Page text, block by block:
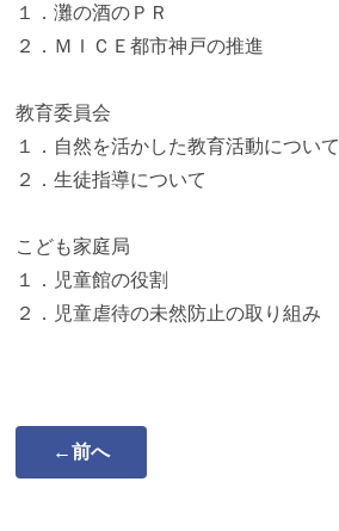
１．灘の酒のＰＲ
２．ＭＩＣＥ都市神戸の推進
教育委員会
１．自然を活かした教育活動について
２．生徒指導について
こども家庭局
１．児童館の役割
２．児童虐待の未然防止の取り組み
←前へ